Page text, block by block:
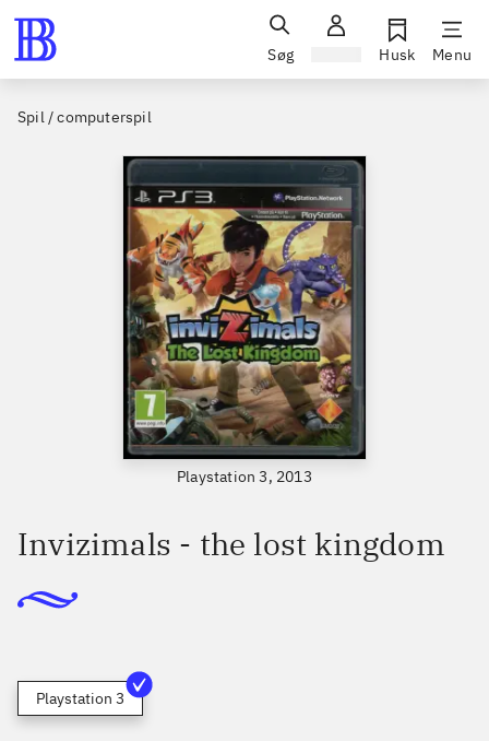
Søg Husk Menu
Spil / computerspil
Playstation 3, 2013
Invizimals - the lost kingdom
Playstation 3